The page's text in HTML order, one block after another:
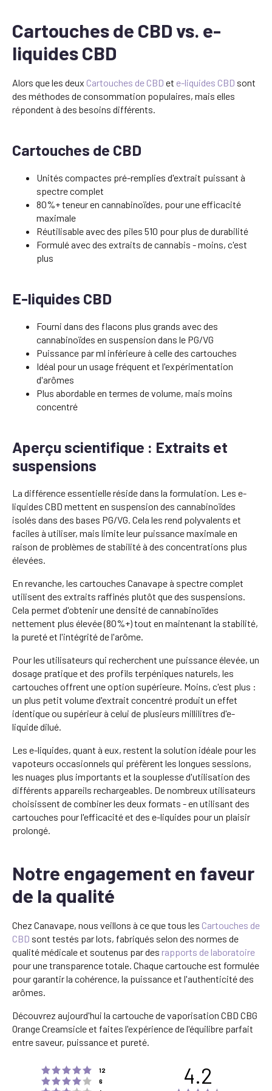
Cartouches de CBD vs. e-
liquides CBD
Alors que les deux Cartouches de CBD et e-liquides CBD sont
des méthodes de consommation populaires, mais elles
répondent à des besoins différents.
Cartouches de CBD
Unités compactes pré-remplies d'extrait puissant à
spectre complet
80%+ teneur en cannabinoïdes, pour une efficacité
maximale
Réutilisable avec des piles 510 pour plus de durabilité
Formulé avec des extraits de cannabis - moins, c'est
plus
E-liquides CBD
Fourni dans des flacons plus grands avec des
cannabinoïdes en suspension dans le PG/VG
Puissance par ml inférieure à celle des cartouches
Idéal pour un usage fréquent et l'expérimentation
d'arômes
Plus abordable en termes de volume, mais moins
concentré
Aperçu scientifique : Extraits et
suspensions
La différence essentielle réside dans la formulation. Les e-
liquides CBD mettent en suspension des cannabinoïdes
isolés dans des bases PG/VG. Cela les rend polyvalents et
faciles à utiliser, mais limite leur puissance maximale en
raison de problèmes de stabilité à des concentrations plus
élevées.
En revanche, les cartouches Canavape à spectre complet
utilisent des extraits raffinés plutôt que des suspensions.
Cela permet d'obtenir une densité de cannabinoïdes
nettement plus élevée (80%+) tout en maintenant la stabilité,
la pureté et l'intégrité de l'arôme.
Pour les utilisateurs qui recherchent une puissance élevée, un
dosage pratique et des profils terpéniques naturels, les
cartouches offrent une option supérieure. Moins, c'est plus :
un plus petit volume d'extrait concentré produit un effet
identique ou supérieur à celui de plusieurs millilitres d'e-
liquide dilué.
Les e-liquides, quant à eux, restent la solution idéale pour les
vapoteurs occasionnels qui préfèrent les longues sessions,
les nuages plus importants et la souplesse d'utilisation des
différents appareils rechargeables. De nombreux utilisateurs
choisissent de combiner les deux formats - en utilisant des
cartouches pour l'efficacité et des e-liquides pour un plaisir
prolongé.
Notre engagement en faveur
de la qualité
Chez Canavape, nous veillons à ce que tous les Cartouches de
CBD sont testés par lots, fabriqués selon des normes de
qualité médicale et soutenus par des rapports de laboratoire
pour une transparence totale. Chaque cartouche est formulée
pour garantir la cohérence, la puissance et l'authenticité des
arômes.
Découvrez aujourd'hui la cartouche de vaporisation CBD CBG
Orange Creamsicle et faites l'expérience de l'équilibre parfait
entre saveur, puissance et pureté.
Rating 5 out of 5 stars
12
Rating 4 out of 5 stars
6 4.2